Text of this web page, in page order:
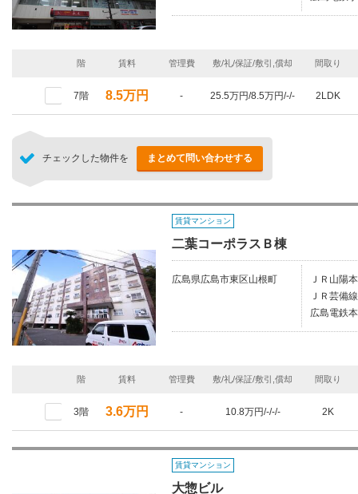
階 賃料 管理費 敷/礼/保証/敷引,償却 間取り
7階 8.5万円 - 25.5万円/8.5万円/-/- 2LDK
チェックした物件を まとめて問い合わせする
賃貸マンション
二葉コーポラスＢ棟
広島県広島市東区山根町
ＪＲ山陽
ＪＲ芸備
広島電鉄
階 賃料 管理費 敷/礼/保証/敷引,償却 間取り
3階 3.6万円 - 10.8万円/-/-/- 2K
賃貸マンション
大惣ビル